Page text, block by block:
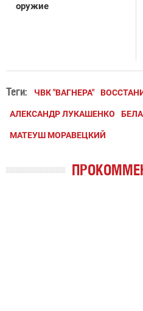
оружие
Теги: ЧВК "ВАГНЕРА"
АЛЕКСАНДР ЛУКАШЕНКО
МАТЕУШ МОРАВЕЦКИЙ